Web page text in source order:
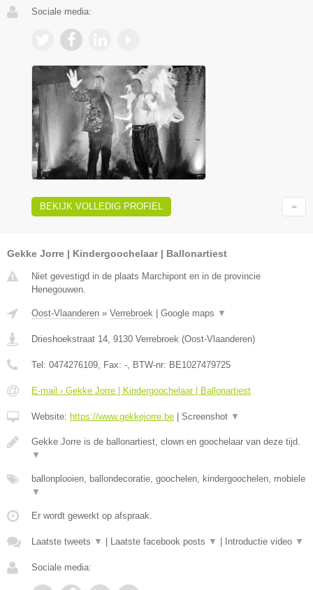
Sociale media:
BEKIJK VOLLEDIG PROFIEL
Gekke Jorre | Kindergoochelaar | Ballonartiest
Niet gevestigd in de plaats Marchipont en in de provincie
Henegouwen.
Oost-Vlaanderen » Verrebroek Google maps ▼
Drieshoekstraat 14, 9130 Verrebroek (Oost-Vlaanderen)
Tel: 0474276109, Fax: -, BTW-nr: BE1027479725
E-mail › Gekke Jorre | Kindergoochelaar | Ballonartiest
Website: https://www.gekkejorre.be Screenshot ▼
Gekke Jorre is de ballonartiest, clown en goochelaar van deze tijd.
▼
ballonplooien, ballondecoratie, goochelen, kindergoochelen, mobiele
▼
Er wordt gewerkt op afspraak.
Laatste tweets ▼ Laatste facebook posts ▼ Introductie video ▼
Sociale media: